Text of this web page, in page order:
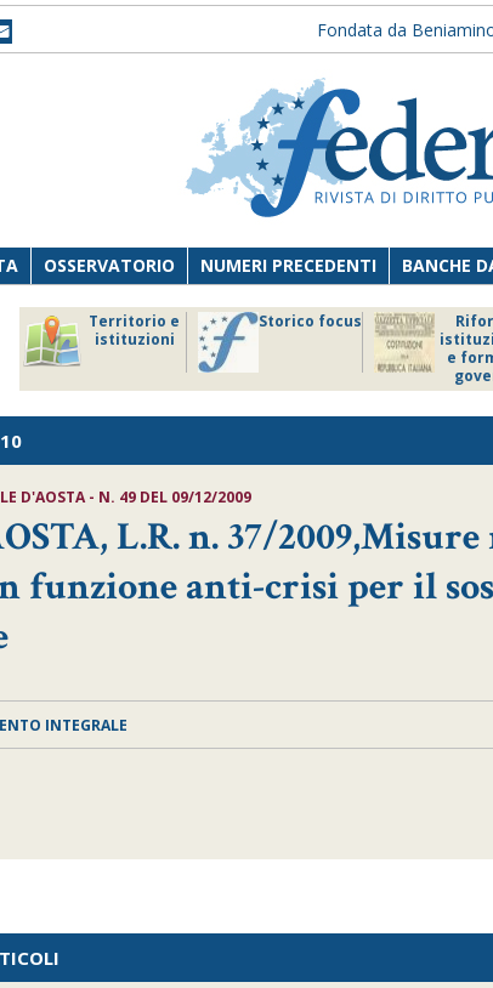
Fondata da
OSSERVATORIO NUMERI PRECEDENTI BANCHE
Territorio e
istituzioni
Storico focus
e
D'AOSTA - N. 49 DEL 09/12/2009
L.R. n. 37/
funzione anti-crisi per il
INTEGRALE